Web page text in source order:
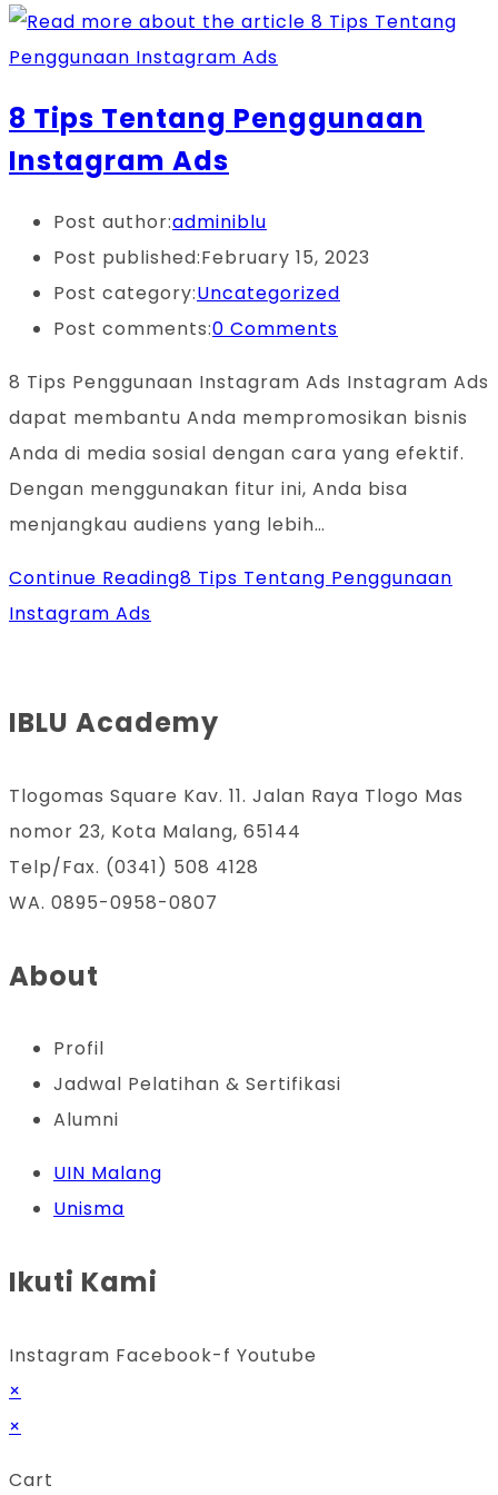
8 Tips Tentang Penggunaan
Instagram Ads
Post author:adminiblu
Post published:February 15, 2023
Post category:Uncategorized
Post comments:0 Comments
8 Tips Penggunaan Instagram Ads Instagram Ads
dapat membantu Anda mempromosikan bisnis
Anda di media sosial dengan cara yang efektif.
Dengan menggunakan fitur ini, Anda bisa
menjangkau audiens yang lebih…
Continue Reading8 Tips Tentang Penggunaan
Instagram Ads
IBLU Academy
Tlogomas Square Kav. 11. Jalan Raya Tlogo Mas
nomor 23, Kota Malang, 65144
Telp/Fax. (0341) 508 4128
WA. 0895-0958-0807
About
Profil
Jadwal Pelatihan & Sertifikasi
Alumni
UIN Malang
Unisma
Ikuti Kami
Instagram Facebook-f Youtube
×
×
Cart